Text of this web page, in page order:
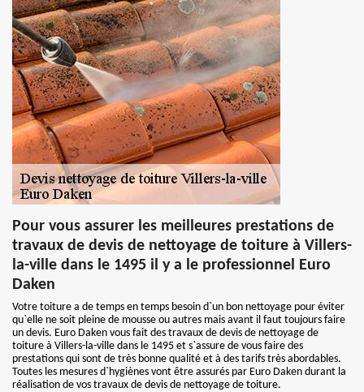
Pour vous assurer les meilleures prestations de
travaux de devis de nettoyage de toiture à Villers-
la-ville dans le 1495 il y a le professionnel Euro
Daken
Votre toiture a de temps en temps besoin d`un bon nettoyage pour éviter
qu`elle ne soit pleine de mousse ou autres mais avant il faut toujours faire
un devis. Euro Daken vous fait des travaux de devis de nettoyage de
toiture à Villers-la-ville dans le 1495 et s`assure de vous faire des
prestations qui sont de très bonne qualité et à des tarifs très abordables.
Toutes les mesures d`hygiènes vont être assurés par Euro Daken durant la
réalisation de vos travaux de devis de nettoyage de toiture.